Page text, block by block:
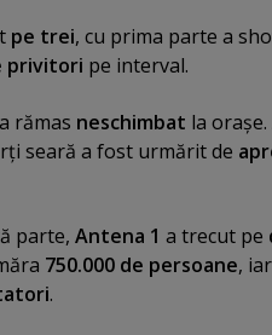
pe trei, cu prima parte a
privitori pe interval.
a rămas neschimbat la
seară a fost urmărit de
parte, Antena 1 a trecut pe
750.000 de persoane,
.